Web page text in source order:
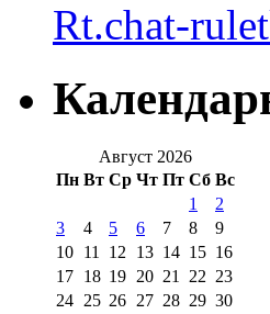
Rt.chat-
Август 2026
Пн Вт Ср Чт Пт Сб Вс
1
2
3
4 5 6 7 8
9
10 11 12 13 14 15 16
17 18 19 20 21 22 23
24 25 26 27 28 29 30